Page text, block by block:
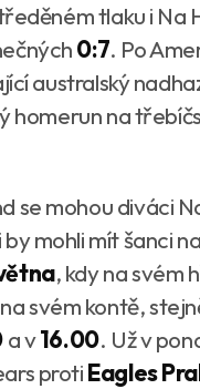
tlaku i Na
0:7. Po
australský
homerun na
se mohou diváci
mohli mít šanci
, kdy na svém
svém kontě,
a v16.00. Už v
protiEagles